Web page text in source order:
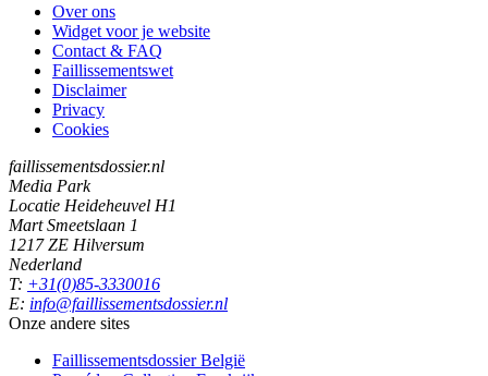
Over ons
Widget voor je website
Contact & FAQ
Faillissementswet
Disclaimer
Privacy
Cookies
faillissementsdossier.nl
Media Park
Locatie Heideheuvel H1
Mart Smeetslaan 1
1217 ZE Hilversum
Nederland
T: +31(0)85-3330016
E: info@faillissementsdossier.nl
Onze andere sites
Faillissementsdossier België